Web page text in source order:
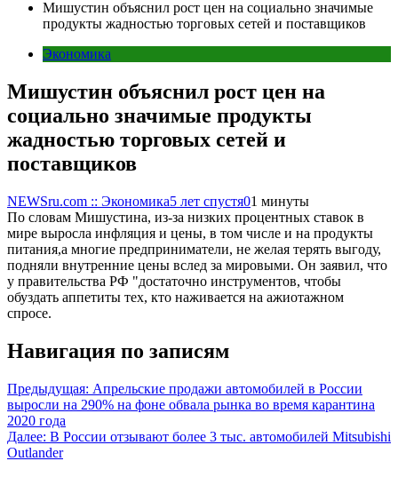
Мишустин объяснил рост цен на социально значимые
продукты жадностью торговых сетей и поставщиков
Экономика
Мишустин объяснил рост цен на
социально значимые продукты
жадностью торговых сетей и
поставщиков
NEWSru.com :: Экономика5 лет спустя01 минуты
По словам Мишустина, из-за низких процентных ставок в
мире выросла инфляция и цены, в том числе и на продукты
питания,а многие предприниматели, не желая терять выгоду,
подняли внутренние цены вслед за мировыми. Он заявил, что
у правительства РФ "достаточно инструментов, чтобы
обуздать аппетиты тех, кто наживается на ажиотажном
спросе.
Навигация по записям
Предыдущая: Апрельские продажи автомобилей в России
выросли на 290% на фоне обвала рынка во время карантина
2020 года
Далее: В России отзывают более 3 тыс. автомобилей Mitsubishi
Outlander